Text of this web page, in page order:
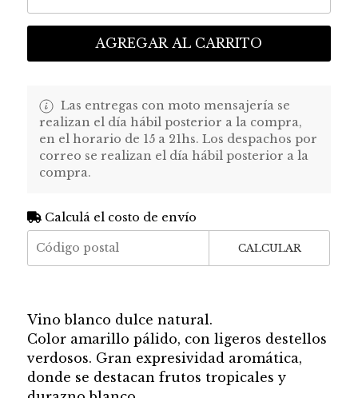
AGREGAR AL CARRITO
Las entregas con moto mensajería se
realizan el día hábil posterior a la compra,
en el horario de 15 a 21hs. Los despachos por
correo se realizan el día hábil posterior a la
compra.
Calculá el costo de envío
CALCULAR
Vino blanco dulce natural.
Color amarillo pálido, con ligeros destellos
verdosos. Gran expresividad aromática,
donde se destacan frutos tropicales y